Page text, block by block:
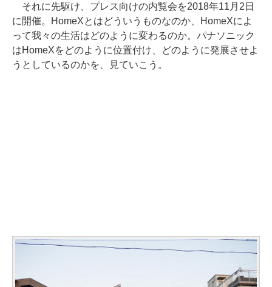
それに先駆け、プレス向けの内覧会を2018年11月2日
に開催。HomeXとはどういうものなのか、HomeXによ
って我々の生活はどのように変わるのか。パナソニック
はHomeXをどのように位置付け、どのように発展させよ
うとしているのかを、見ていこう。